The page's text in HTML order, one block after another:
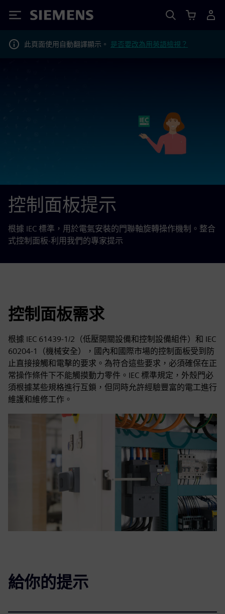
Siemens
此頁面使用自動翻譯顯示。 是否要改為用英語檢視？
控制面板提示
根據 IEC 標準，用於電氣安裝的門聯軸旋轉操作機制。整合
式控制面板-利用我們的專家提示
控制面板需求
根據 IEC 61439-1/2（低壓開關設備和控制設備組件）和 IEC
60204-1（機械安全），國內和國際市場的控制面板受到防
止直接接觸和電擊的要求。為符合這些要求，必須確保在正
常操作條件下不能觸摸動力零件。IEC 標準規定，外殼門必
須根據某些規格進行互鎖，但同時允許經驗豐富的電工進行
維護和維修工作。
給你的提示